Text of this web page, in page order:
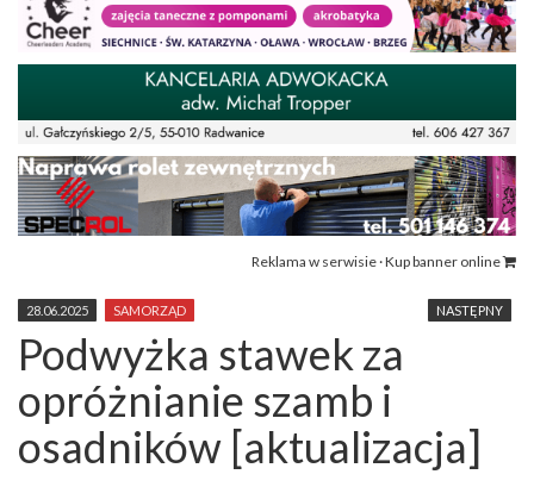
Reklama w serwisie · Kup banner online
NASTĘPNY
28.06.2025 SAMORZĄD
Podwyżka stawek za
opróżnianie szamb i
osadników [aktualizacja]